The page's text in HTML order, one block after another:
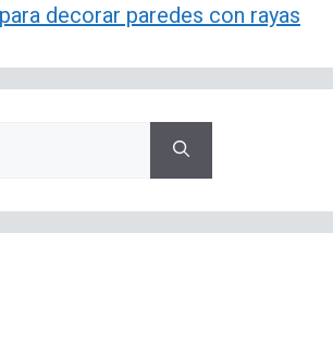
decorar paredes con rayas